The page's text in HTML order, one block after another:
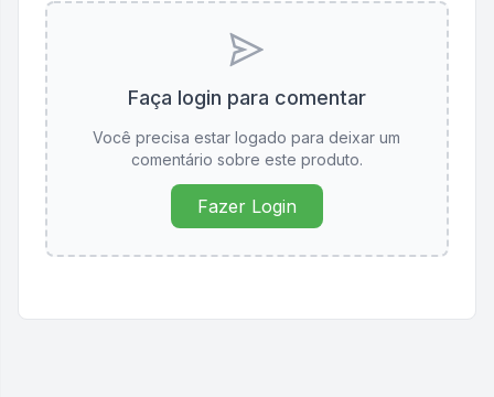
Faça login para comentar
Você precisa estar logado para deixar um
comentário sobre este produto.
Fazer Login